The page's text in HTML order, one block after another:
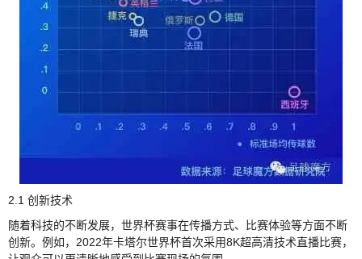
2.1 创新技术
随着科技的不断发展，世界杯赛事在传播方式、比赛体验等方面不断
创新。例如，2022年卡塔尔世界杯首次采用8K超高清技术直播比赛，